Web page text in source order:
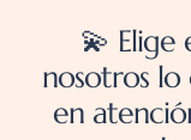
💫 Elige
nosotros
en